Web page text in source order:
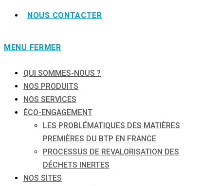
NOUS CONTACTER
MENU FERMER
QUI SOMMES-NOUS ?
NOS PRODUITS
NOS SERVICES
ÉCO-ENGAGEMENT
LES PROBLÉMATIQUES DES MATIÈRES
PREMIÈRES DU BTP EN FRANCE
PROCESSUS DE REVALORISATION DES
DÉCHETS INERTES
NOS SITES